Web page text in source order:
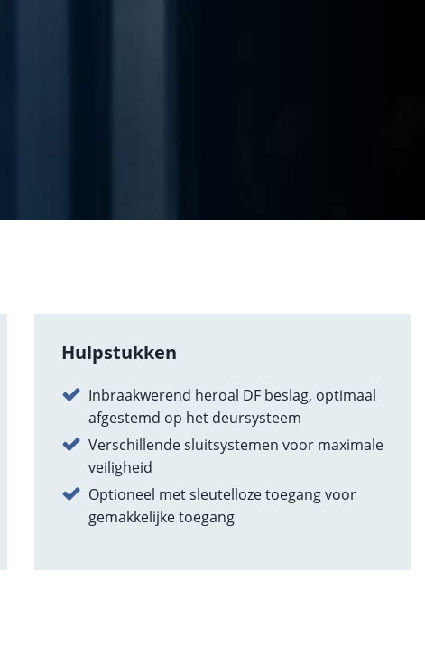
Hulpstukken
Inbraakwerend heroal DF beslag, optimaal
afgestemd op het deursysteem
Verschillende sluitsystemen voor maximale
veiligheid
Optioneel met sleutelloze toegang voor
gemakkelijke toegang